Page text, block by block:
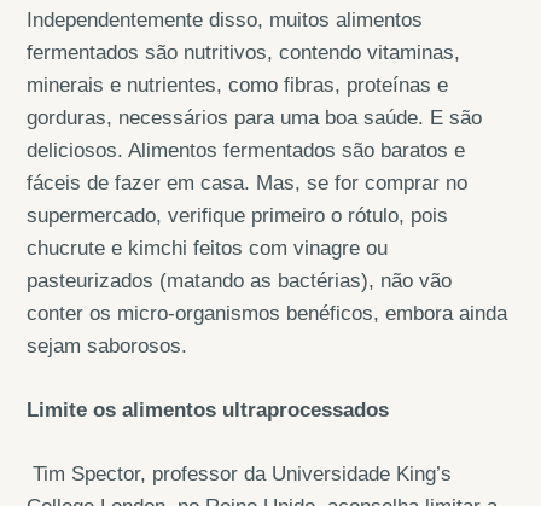
Independentemente disso, muitos alimentos
fermentados são nutritivos, contendo vitaminas,
minerais e nutrientes, como fibras, proteínas e
gorduras, necessários para uma boa saúde. E são
deliciosos. Alimentos fermentados são baratos e
fáceis de fazer em casa. Mas, se for comprar no
supermercado, verifique primeiro o rótulo, pois
chucrute e kimchi feitos com vinagre ou
pasteurizados (matando as bactérias), não vão
conter os micro-organismos benéficos, embora ainda
sejam saborosos.
Limite os alimentos ultraprocessados
Tim Spector, professor da Universidade King’s